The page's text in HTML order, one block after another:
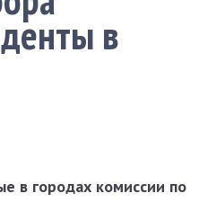
в
в городах комиссии по